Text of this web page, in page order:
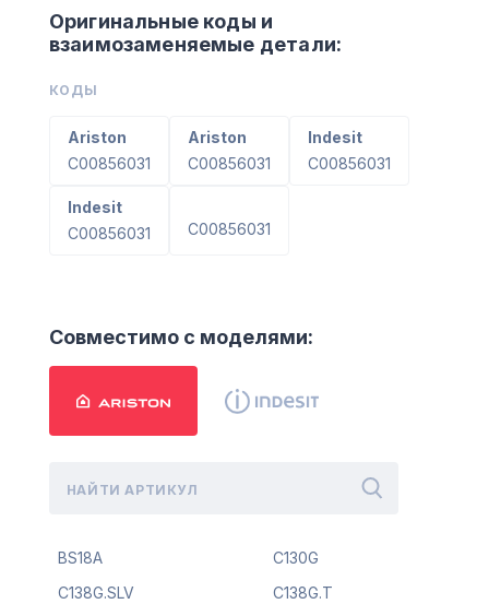
Оригинальные коды и
взаимозаменяемые детали:
КОДЫ
Ariston
C00856031
Ariston
C00856031
Indesit
C00856031
Indesit
C00856031
C00856031
Совместимо с моделями:
BS18A C130G
C138G.SLV
C138G.T